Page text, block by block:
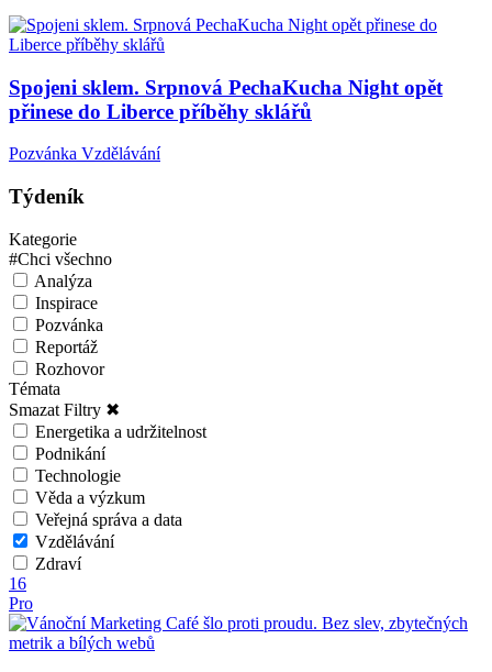
Spojeni sklem. Srpnová PechaKucha Night opět
přinese do Liberce příběhy sklářů
Pozvánka Vzdělávání
Týdeník
Kategorie
#Chci všechno
Analýza
Inspirace
Pozvánka
Reportáž
Rozhovor
Témata
Smazat Filtry ✖
Energetika a udržitelnost
Podnikání
Technologie
Věda a výzkum
Veřejná správa a data
Vzdělávání
Zdraví
16
Pro